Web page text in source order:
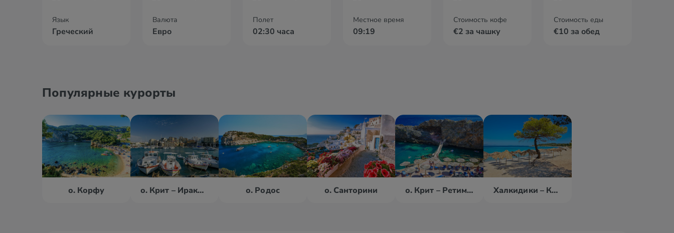
Язык
Греческий
Валюта
Евро
Полет
02:30 часа
Местное время
09:19
Стоимость кофе
€2 за чашку
Стоимость еды
€10 за обед
Популярные курорты
о. Корфу о. Крит – Ираклион о. Родос о. Санторини о. Крит – Ретимно Халкидики – Кассандра